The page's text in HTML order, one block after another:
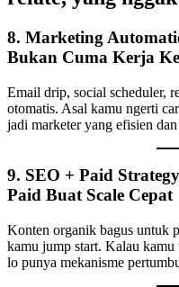
8. Marketing
Bukan Cuma Kerja
Email drip, social scheduler,
otomatis. Asal kamu ngerti
jadi marketer yang efisien dan
9. SEO + Paid
Paid Buat Scale Cepat
Konten organik bagus untuk
kamu jump start. Kalau kamu
lo punya mekanisme